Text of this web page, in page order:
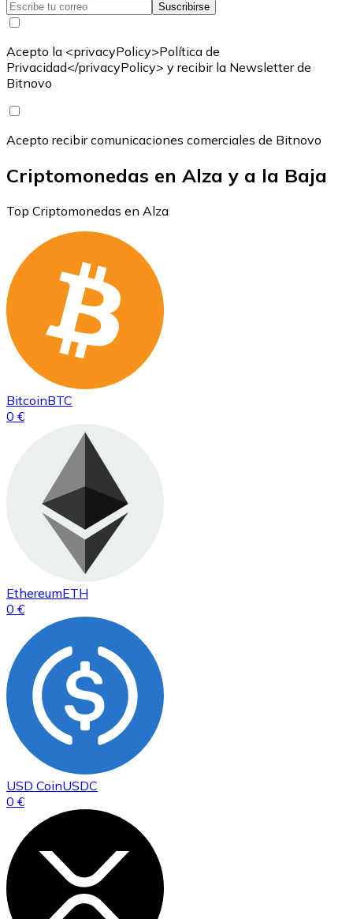
Suscribirse
Acepto la <privacyPolicy>Política de
Privacidad</privacyPolicy> y recibir la Newsletter de
Bitnovo
Acepto recibir comunicaciones comerciales de Bitnovo
Criptomonedas en Alza y a la Baja
Top Criptomonedas en Alza
BitcoinBTC
0 €
EthereumETH
0 €
USD CoinUSDC
0 €